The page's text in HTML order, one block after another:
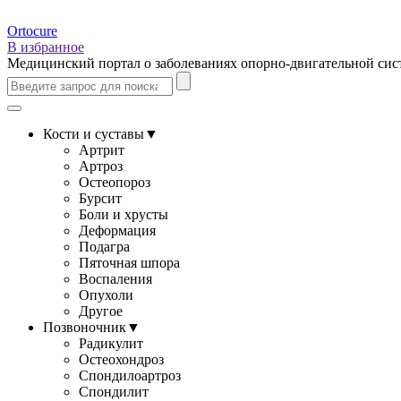
Ortocure
В избранное
Медицинский портал о заболеваниях опорно-двигательной
Кости и суставы▼
Артрит
Артроз
Остеопороз
Бурсит
Боли и хрусты
Деформация
Подагра
Пяточная шпора
Воспаления
Опухоли
Другое
Позвоночник▼
Радикулит
Остеохондроз
Спондилоартроз
Спондилит